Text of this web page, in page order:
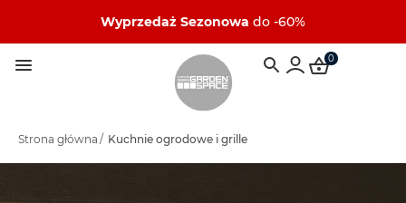
Wyprzedaż Sezonowa do -60%
0
Strona główna / Kuchnie ogrodowe i grille